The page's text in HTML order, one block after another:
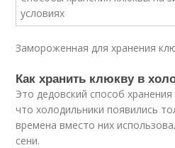
Замороженная для хранения
Как хранить клюкву в
Это дедовский способ
что холодильники появились
времена вместо них
сени.